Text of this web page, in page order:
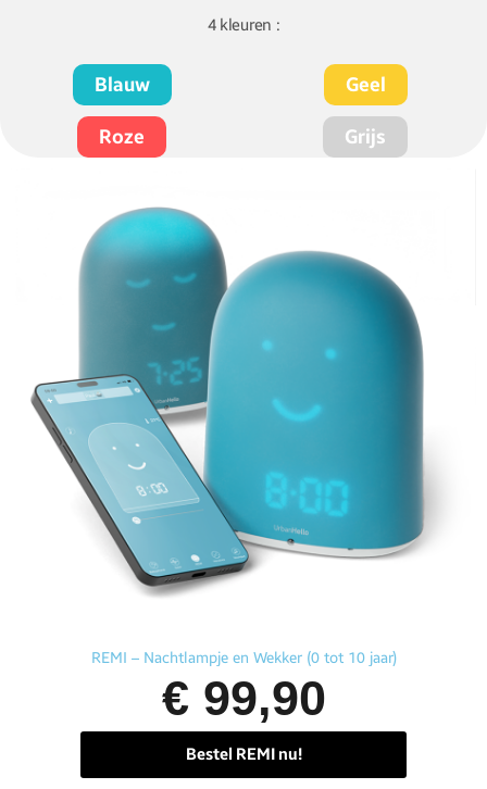
Aperçu rapide
REMI – Nachtlampje en Wekker (0 tot 10 jaar)
€ 99,90
Bestel REMI nu!
4 kleuren :
Blauw Geel
Roze Grijs